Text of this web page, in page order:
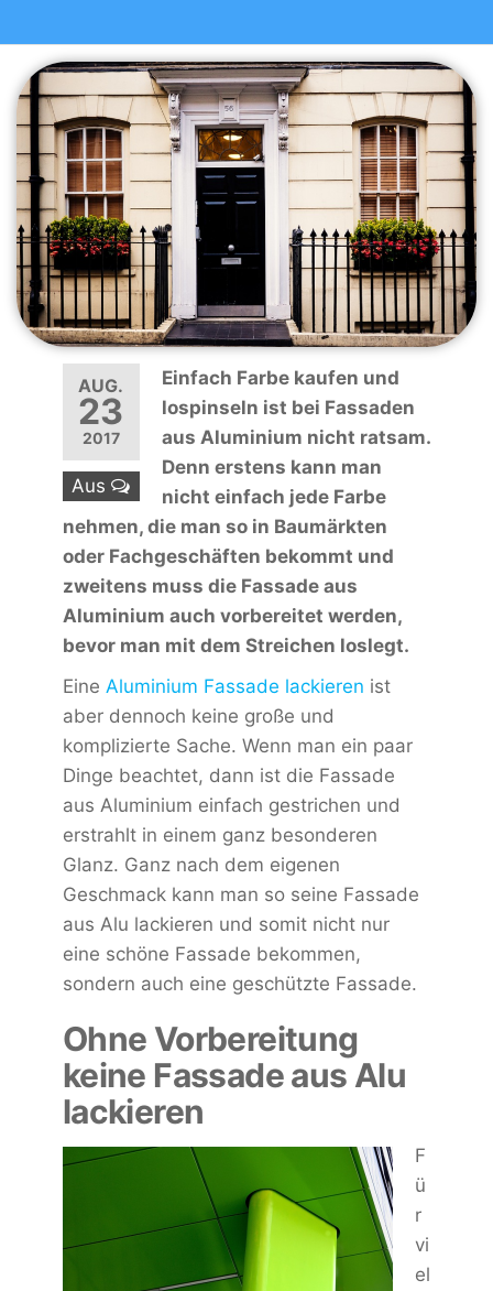
AUG.
23
2017
Aus
Einfach Farbe kaufen und
lospinseln ist bei Fassaden
aus Aluminium nicht ratsam.
Denn erstens kann man
nicht einfach jede Farbe
nehmen, die man so in Baumärkten
oder Fachgeschäften bekommt und
zweitens muss die Fassade aus
Aluminium auch vorbereitet werden,
bevor man mit dem Streichen loslegt.
Eine Aluminium Fassade lackieren ist
aber dennoch keine große und
komplizierte Sache. Wenn man ein paar
Dinge beachtet, dann ist die Fassade
aus Aluminium einfach gestrichen und
erstrahlt in einem ganz besonderen
Glanz. Ganz nach dem eigenen
Geschmack kann man so seine Fassade
aus Alu lackieren und somit nicht nur
eine schöne Fassade bekommen,
sondern auch eine geschützte Fassade.
Ohne Vorbereitung
keine Fassade aus Alu
lackieren
F
ü
r
vi
el